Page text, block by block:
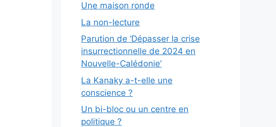
Une maison ronde
La non-lecture
Parution de ‘Dépasser la crise
insurrectionnelle de 2024 en
Nouvelle-Calédonie’
La Kanaky a-t-elle une
conscience ?
Un bi-bloc ou un centre en
politique ?